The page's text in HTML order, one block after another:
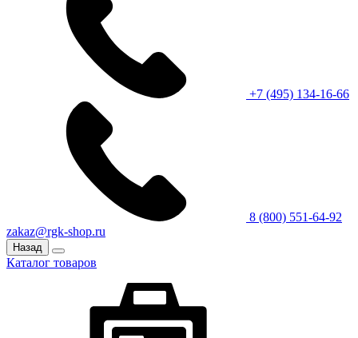
+7 (495) 134-16-66
8 (800) 551-64-92
zakaz@rgk-shop.ru
Назад
Каталог товаров